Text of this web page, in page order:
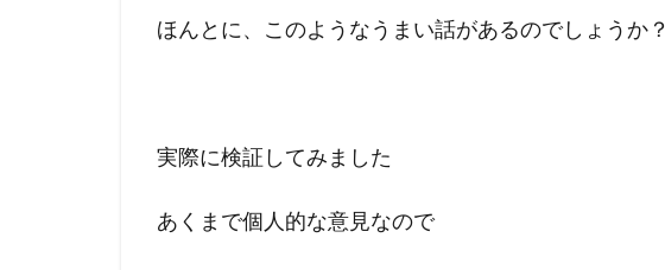
ほんとに、このようなうまい話があるのでしょうか？
実際に検証してみました
あくまで個人的な意見なので